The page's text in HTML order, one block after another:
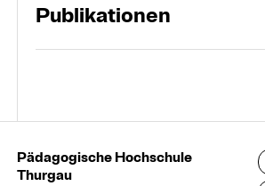
Publikationen
Pädagogische Hochschule
Thurgau